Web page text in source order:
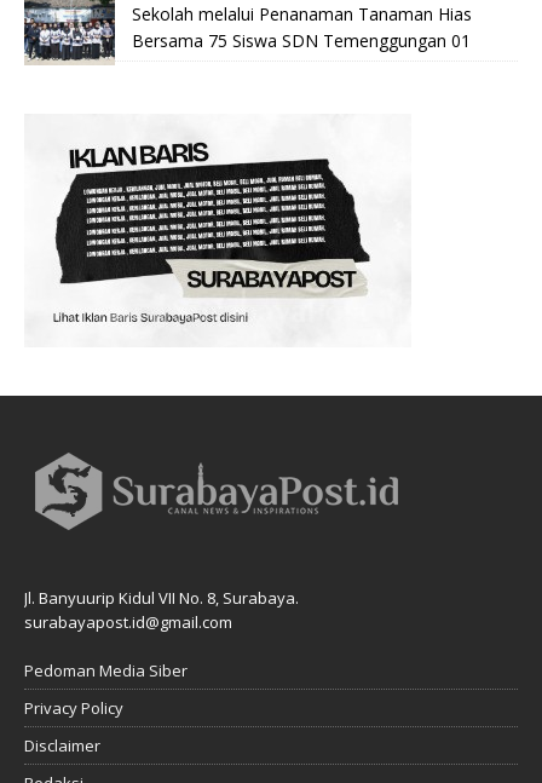
Sekolah melalui Penanaman Tanaman Hias
Bersama 75 Siswa SDN Temenggungan 01
Jl. Banyuurip Kidul VII No. 8, Surabaya.
surabayapost.id@gmail.com
Pedoman Media Siber
Privacy Policy
Disclaimer